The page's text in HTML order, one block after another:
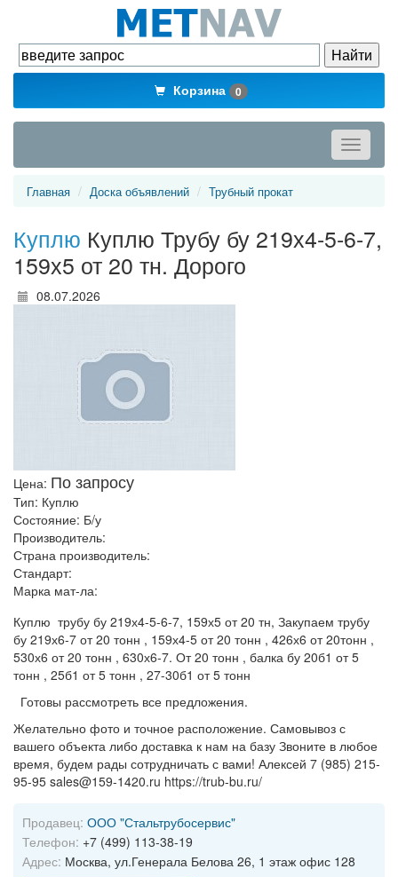
Корзина 0
Toggle
Главная Доска объявлений Трубный прокат
Куплю Куплю Трубу бу 219х4-5-6-7,
159х5 от 20 тн. Дорого
08.07.2026
Цена: По запросу
Тип: Куплю
Состояние: Б/у
Производитель:
Страна производитель:
Стандарт:
Марка мат-ла:
Куплю трубу бу 219х4-5-6-7, 159х5 от 20 тн, Закупаем трубу
бу 219х6-7 от 20 тонн , 159х4-5 от 20 тонн , 426х6 от 20тонн ,
530х6 от 20 тонн , 630х6-7. От 20 тонн , балка бу 20б1 от 5
тонн , 25б1 от 5 тонн , 27-30б1 от 5 тонн
Готовы рассмотреть все предложения.
Желательно фото и точное расположение. Самовывоз с
вашего объекта либо доставка к нам на базу Звоните в любое
время, будем рады сотрудничать с вами! Алексей 7 (985) 215-
95-95 sales@159-1420.ru https://trub-bu.ru/
Продавец: ООО "Стальтрубосервис"
Телефон: +7 (499) 113-38-19
Адрес: Москва, ул.Генерала Белова 26, 1 этаж офис 128